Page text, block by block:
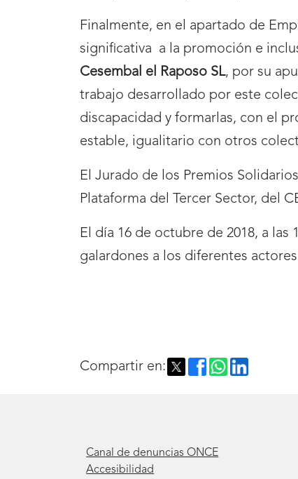
Finalmente, en el apartado de
significativa a la promoción e
Cesembal el Raposo SL, por su
trabajo desarrollado por este
discapacidad y formarlas, con el
estable, igualitario con otros
El Jurado de los Premios
Plataforma del Tercer Sector, del
El día 16 de octubre de 2018, a
galardones a los diferentes
Compartir en:
Canal de denuncias ONCE
Accesibilidad